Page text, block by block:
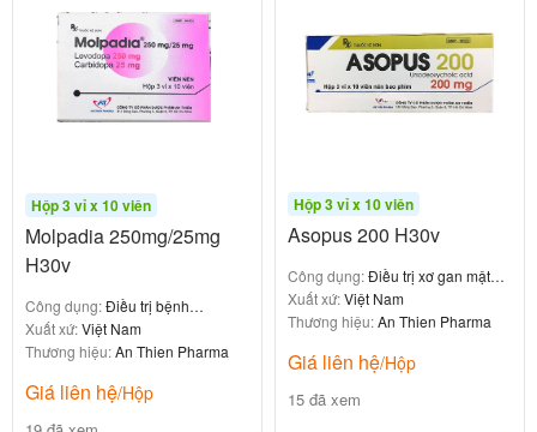
Các khối u gây mất canxi như ung thư máu
hoặc ung thư xương di căn.
Người mắc bệnh sỏi canxi.
Bệnh nhân đang sử dụngglycosid tim(như
Thận trọng
Bệnh nhân suy thận hoặc bệnh tim
dõi nồng độ canxi trong máu và nước tiểu thường
xuyên khi sử dụng thuốc liều cao.
Trẻ em bị hạ kali máu
: Canxi huyết thanh cao có
Hộp 3 vỉ x 10 viên
Molpadia 250mg/25mg
H30v
Công dụng:Điều trị bệnh
Parkinson
Xuất xứ:Việt Nam
Thương hiệu:An Thien Pharma
Giá liên hệ/Hộp
Hộp 3 vỉ x 10 viên
Asopus 200 H30v
Công dụng:Điều trị xơ gan mật
nguyên phát
Xuất xứ:Việt Nam
Thương hiệu:An Thien Pharma
Giá liên hệ/Hộp
15 đã xem